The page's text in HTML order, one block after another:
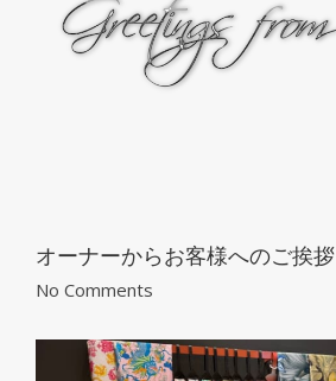
オーナーからお客様へのご挨拶
No Comments